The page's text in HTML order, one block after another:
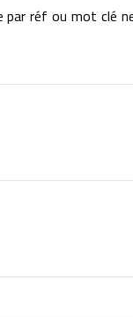
réf ou mot clé